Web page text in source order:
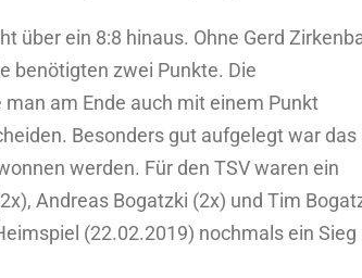
über ein 8:8 hinaus. Ohne Gerd
benötigten zwei Punkte. Die
am Ende auch mit einem Punkt
Besonders gut aufgelegt war das
werden. Für den TSV waren ein
Andreas Bogatzki (2x) und Tim
(22.02.2019) nochmals ein Sieg